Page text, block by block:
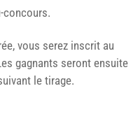
concours.
vous serez inscrit au
gagnants seront ensuite
le tirage.